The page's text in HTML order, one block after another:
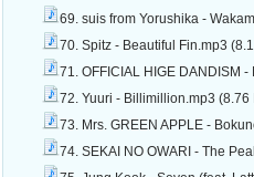
69. suis from Yorushika -
70. Spitz - Beautiful Fin.mp3
71. OFFICIAL HIGE DANDISM
72. Yuuri - Billimillion.mp3 (8.76
73. Mrs. GREEN APPLE -
74. SEKAI NO OWARI - The